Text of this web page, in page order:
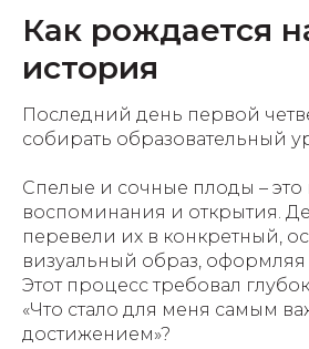
Как рождается
история
Последний день первой
собирать образовательный
Спелые и сочные плоды –
воспоминания и открытия.
перевели их в конкретный,
визуальный образ, оформляя
Этот процесс требовал
«Что стало для меня самым
достижением»?